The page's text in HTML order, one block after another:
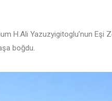
H.Ali Yazuzyigitoglu’nun Eşi
boğdu.